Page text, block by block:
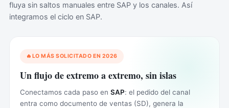
fluya sin saltos manuales entre SAP y los canales. Así
integramos el ciclo en SAP.
LO MÁS SOLICITADO EN 2026
Un flujo de extremo a extremo, sin islas
Conectamos cada paso en SAP: el pedido del canal
entra como documento de ventas (SD), genera la